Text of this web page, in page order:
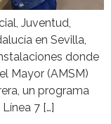
Juventud,
en Sevilla,
donde
Mayor (AMSM)
un programa
7 […]